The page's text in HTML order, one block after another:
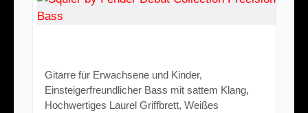
Gitarre für Erwachsene und Kinder,
Einsteigerfreundlicher Bass mit sattem Klang,
Hochwertiges Laurel Griffbrett, Weißes